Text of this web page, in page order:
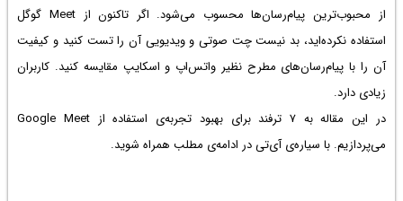
از محبوب‌ترین پیام‌رسان‌ها محسوب می‌شود. اگر تاکنون از Meet گوگل
استفاده نکرده‌اید، بد نیست چت صوتی و ویدیویی آن را تست کنید و کیفیت
آن را با پیام‌رسان‌های مطرح نظیر واتس‌اپ و اسکایپ مقایسه کنید. کاربران
زیادی دارد.
در این مقاله به ۷ ترفند برای بهبود تجربه‌ی استفاده از Google Meet
می‌پردازیم. با سیاره‌ی آی‌تی در ادامه‌ی مطلب همراه شوید.